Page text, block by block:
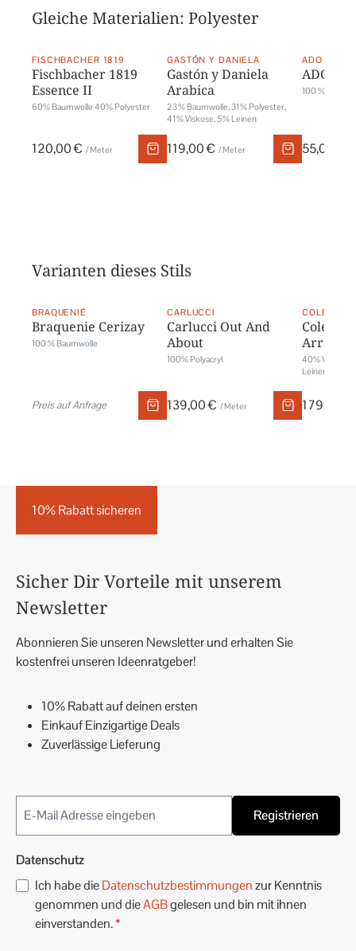
Gleiche Materialien: Polyester
FISCHBACHER 1819
Fischbacher 1819
Essence II
60% Baumwolle 40% Polyester
120,00 € / Meter
GASTÓN Y DANIELA
Gastón y Daniela
Arabica
23 % Baumwolle, 31 % Polyester,
41 % Viskose, 5 % Leinen
119,00 € / Meter
ADO
ADO
100 %
55,00 €
Varianten dieses Stils
BRAQUENIÉ
Braquenie Cerizay
100 % Baumwolle
Preis auf Anfrage
CARLUCCI
Carlucci Out And
About
100% Polyacryl
139,00 € / Meter
COLEFAX
Colefax
Arran
40% Viskose,
Leinen, 6%
179,00 €
10% Rabatt sicheren
Sicher Dir Vorteile mit unserem
Newsletter
Abonnieren Sie unseren Newsletter und erhalten Sie
kostenfrei unseren Ideenratgeber!
10% Rabatt auf deinen ersten
Einkauf Einzigartige Deals
Zuverlässige Lieferung
Registrieren
Datenschutz
Ich habe dieDatenschutzbestimmungenzur Kenntnis
genommen und dieAGBgelesen und bin mit ihnen
einverstanden.*